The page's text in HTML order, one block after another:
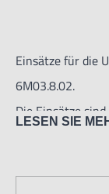
Einsätze für die
6M03.8.02.
Die Einsätze
LESEN SIE